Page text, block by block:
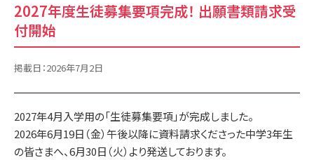
お知らせ
活動ブログ
コラム
お問い合わせ
学校情報
2027年度生徒募集要項完成！ 出願書類請求受
付開始
掲載日：2026年7月2日
2027年4月入学用の「生徒募集要項」が完成しました。
2026年6月19日（金）午後以降に資料請求くださった中学3年生
の皆さまへ、6月30日（火）より発送しております。